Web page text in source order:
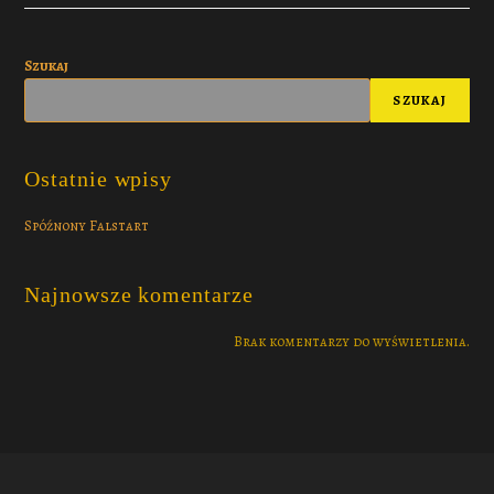
Szukaj
SZUKAJ
Ostatnie wpisy
Spóźnony Falstart
Najnowsze komentarze
Brak komentarzy do wyświetlenia.